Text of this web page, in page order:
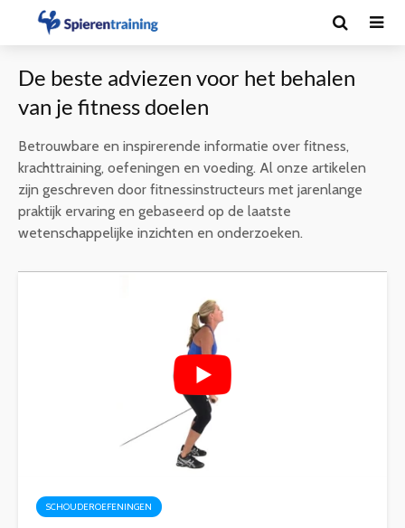
De beste adviezen voor het behalen
van je fitness doelen
Betrouwbare en inspirerende informatie over fitness,
krachttraining, oefeningen en voeding. Al onze artikelen
zijn geschreven door fitnessinstructeurs met jarenlange
praktijk ervaring en gebaseerd op de laatste
wetenschappelijke inzichten en onderzoeken.
SCHOUDEROEFENINGEN